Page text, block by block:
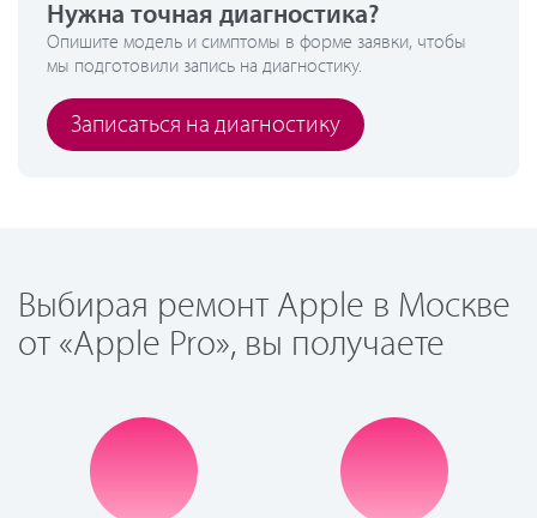
Нужна точная диагностика?
Опишите модель и симптомы в форме заявки, чтобы
мы подготовили запись на диагностику.
Записаться на диагностику
Выбирая ремонт Apple в Москве
от «Apple Pro», вы получаете